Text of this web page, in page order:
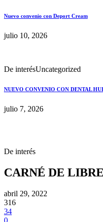
Nuevo convenio con Deport Cream
julio 10, 2026
De interésUncategorized
NUEVO CONVENIO CON DENTAL
julio 7, 2026
De interés
CARNÉ DE
abril 29, 2022
316
34
0